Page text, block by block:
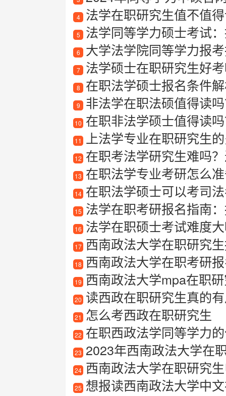
4 法学在职研究生值不值
5 法学同等学力硕士考试
6 大学法学院同等学力报考
7 法学硕士在职研究生好
8 在职法学硕士报名条件
9 非法学在职法硕值得读
10 在职非法学硕士值得读
11 上法学专业在职研究生
12 在职考法学研究生难吗
13 在职法学专业考研怎么
14 在职法学硕士可以考司
15 法学在职考研报名指南
16 法学在职硕士考试难度
17 西南政法大学在职研究
18 西南政法大学在职考研
19 西南政法大学mpa在职
20 读西政在职研究生真的
21 怎么考西政在职研究生
22 在职西政法学同等学力
23 2023年西南政法大学在职研究生
24 西南政法大学在职研究
25 想报读西南政法大学中文在职